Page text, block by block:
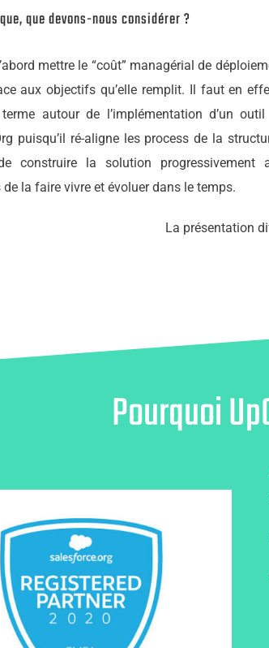
que devons-nous considérer ?
mettre le “coût” managérial de
aux objectifs qu’elle remplit. Il faut en
terme autour de l’implémentation d’un
puisqu’il ré-aligne les process de la
construire la solution progressivement
la faire vivre et évoluer dans le temps.
La présentation
Pourquoi